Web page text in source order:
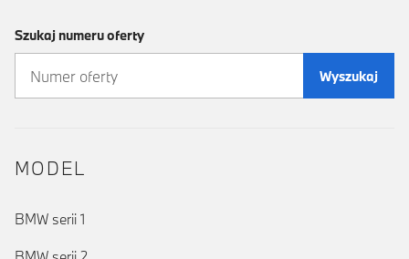
Szukaj numeru oferty
Wyszukaj
MODEL
BMW serii 1